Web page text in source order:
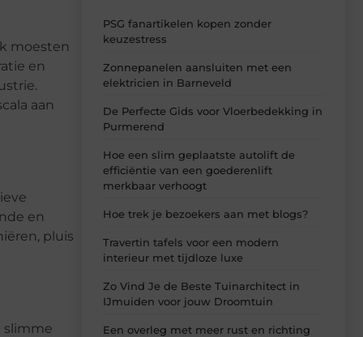
moesten
en
aan
en
pluis
slimme
PSG fanartikelen kopen zonder
keuzestress
Zonnepanelen aansluiten met een
elektricien in Barneveld
De Perfecte Gids voor Vloerbedekking in
Purmerend
Hoe een slim geplaatste autolift de
efficiëntie van een goederenlift
merkbaar verhoogt
Hoe trek je bezoekers aan met blogs?
Travertin tafels voor een modern
interieur met tijdloze luxe
Zo Vind Je de Beste Tuinarchitect in
IJmuiden voor jouw Droomtuin
Een overleg met meer rust en richting